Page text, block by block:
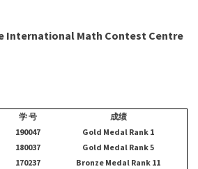
International Math Contest Centre
学 号
成绩
190047
Gold Medal Rank 1
180037
Gold Medal Rank 5
170237 Bronze Medal Rank 11